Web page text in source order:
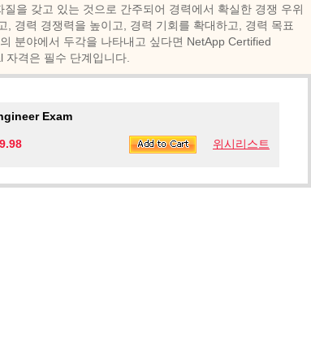
을 갖고 있는 것으로 간주되어 경력에서 확실한 경쟁 우위
경력 경쟁력을 높이고, 경력 기회를 확대하고, 경력 목표
분야에서 두각을 나타내고 싶다면 NetApp Certified
격은 필수 단계입니다.
Exam
위시리스트